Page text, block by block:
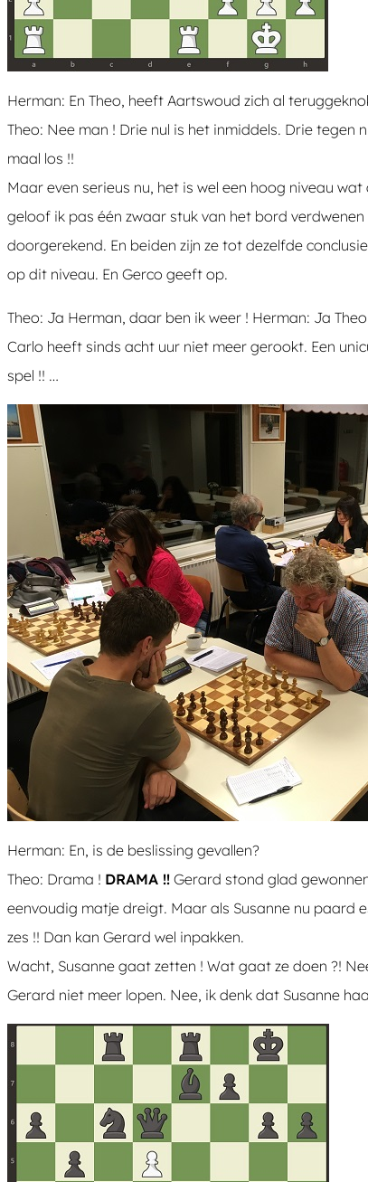
Herman: En Theo, heeft Aartswoud zich al
Theo: Nee man ! Drie nul is het inmiddels. Drie
maal los !!
Maar even serieus nu, het is wel een hoog niveau
geloof ik pas één zwaar stuk van het bord
doorgerekend. En beiden zijn ze tot dezelfde
op dit niveau. En Gerco geeft op.
Theo: Ja Herman, daar ben ik weer ! Herman: Ja
Carlo heeft sinds acht uur niet meer gerookt. Een
spel !! …
Herman: En, is de beslissing gevallen?
Theo: Drama ! DRAMA !! Gerard stond glad
eenvoudig matje dreigt. Maar als Susanne nu paard
zes !! Dan kan Gerard wel inpakken.
Wacht, Susanne gaat zetten ! Wat gaat ze doen ?!
Gerard niet meer lopen. Nee, ik denk dat Susanne